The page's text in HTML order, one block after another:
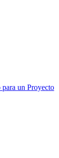
un Proyecto